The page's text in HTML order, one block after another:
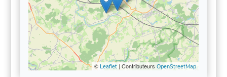
© Leaflet| Contributeurs OpenStreetMap